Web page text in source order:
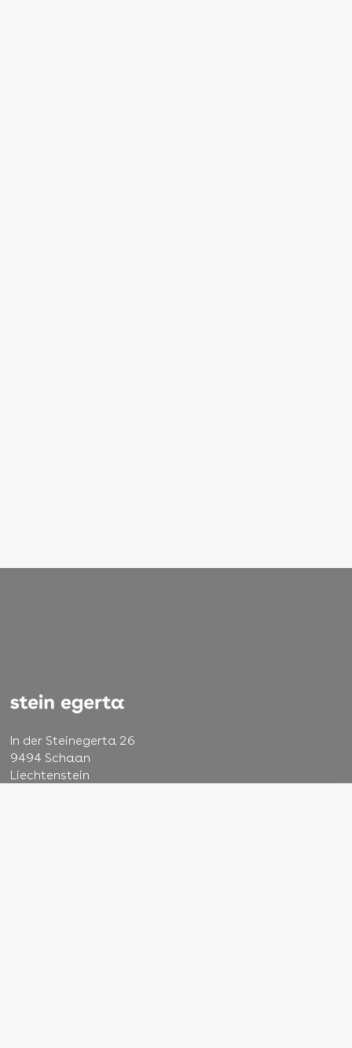
In der Steinegerta 26
9494 Schaan
Liechtenstein